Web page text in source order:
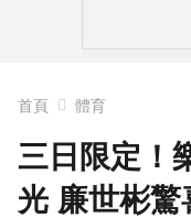
首頁 體育
三日限定！
光 廉世彬驚